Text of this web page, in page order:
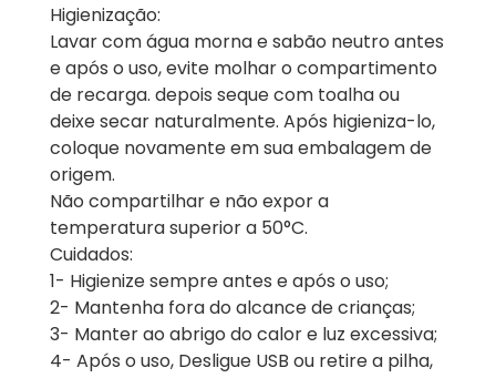
Higienização:
Lavar com água morna e sabão neutro antes
e após o uso, evite molhar o compartimento
de recarga. depois seque com toalha ou
deixe secar naturalmente. Após higieniza-lo,
coloque novamente em sua embalagem de
origem.
Não compartilhar e não expor a
temperatura superior a 50°C.
Cuidados:
1- Higienize sempre antes e após o uso;
2- Mantenha fora do alcance de crianças;
3- Manter ao abrigo do calor e luz excessiva;
4- Após o uso, Desligue USB ou retire a pilha,